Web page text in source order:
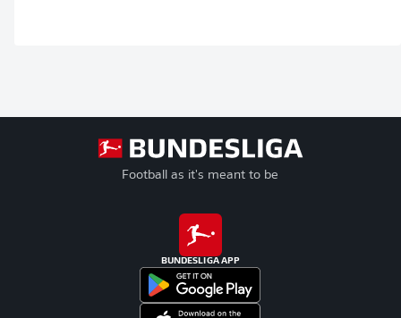
Football as it's meant to be
BUNDESLIGA APP